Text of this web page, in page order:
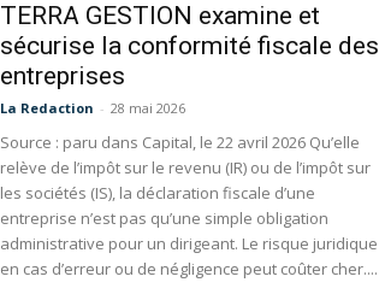
TERRA GESTION examine et
sécurise la conformité fiscale des
entreprises
La Redaction - 28 mai 2026
Source : paru dans Capital, le 22 avril 2026 Qu’elle
relève de l’impôt sur le revenu (IR) ou de l’impôt sur
les sociétés (IS), la déclaration fiscale d’une
entreprise n’est pas qu’une simple obligation
administrative pour un dirigeant. Le risque juridique
en cas d’erreur ou de négligence peut coûter cher....